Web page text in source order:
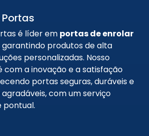
é líder em portas de enrolar
garantindo produtos de alta
personalizadas. Nosso
com a inovação e a satisfação
portas seguras, duráveis e
com um serviço
pontual.